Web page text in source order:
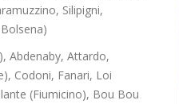
Silipigni,
Abdenaby, Attardo,
Codoni, Fanari, Loi
(Fiumicino), Bou Bou